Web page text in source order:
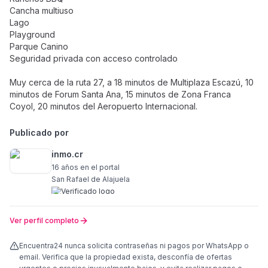
Cancha multiuso
Lago
Playground
Parque Canino
Seguridad privada con acceso controlado
Muy cerca de la ruta 27, a 18 minutos de Multiplaza Escazú, 10
minutos de Forum Santa Ana, 15 minutos de Zona Franca
Coyol, 20 minutos del Aeropuerto Internacional.
Publicado por
inmo.cr
16 años en el portal
San Rafael de Alajuela
Ver perfil completo
Encuentra24 nunca solicita contraseñas ni pagos por WhatsApp o
email. Verifica que la propiedad exista, desconfía de ofertas